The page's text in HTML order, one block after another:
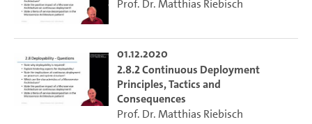
Prof. Dr. Matthias Riebisch
01.12.2020
2.8.2 Continuous Deployment
Principles, Tactics and
Consequences
Prof. Dr. Matthias Riebisch